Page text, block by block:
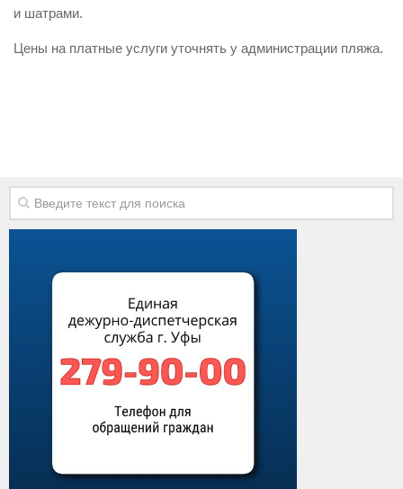
Оказание платных образовательных услуг
Конкурсы
Фотогалерея
Обращения
Вакансии
и шатрами.
Цены на платные услуги уточнять у администрации пляжа.